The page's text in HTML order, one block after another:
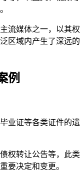
流媒体之一，以其权
区域内产生了深远的
例
业证等各类证件的遗
权转让公告等，此类
要决定和变更。